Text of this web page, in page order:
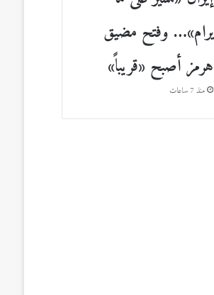
يرام»… وفتح مضيق
هرمز أصبح «قريباً»
منذ 7 ساعات